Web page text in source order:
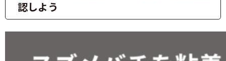
認しよう